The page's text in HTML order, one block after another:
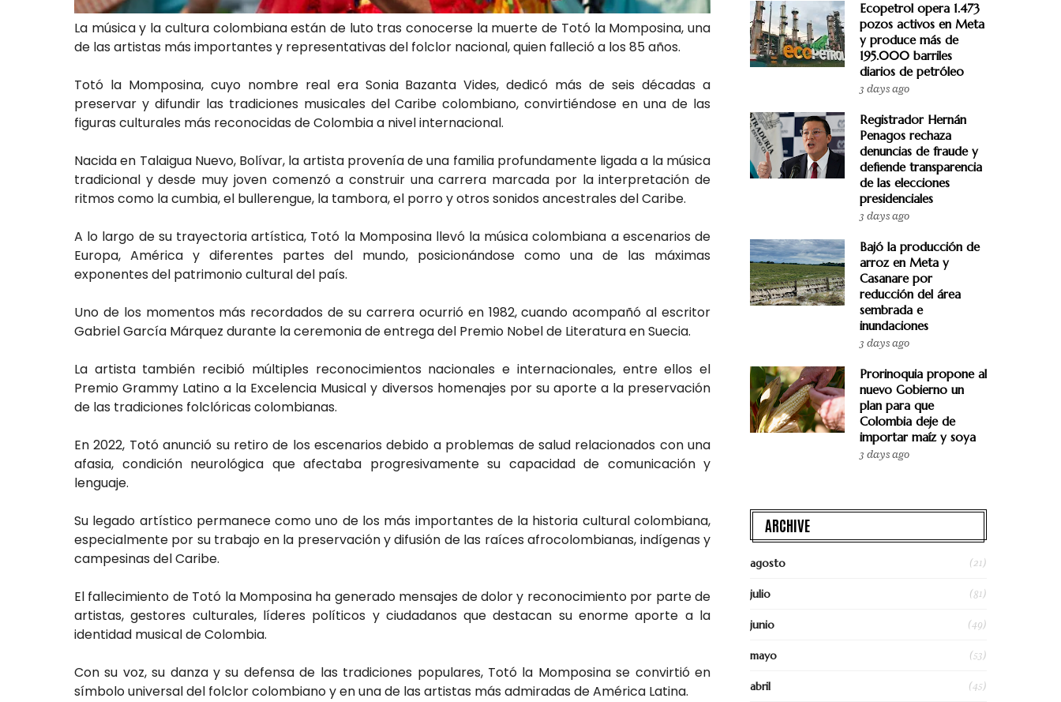
La música y la cultura colombiana están de luto tras conocerse la muerte de Totó la Momposina, una
de las artistas más importantes y representativas del folclor nacional, quien falleció a los 85 años.
Totó la Momposina, cuyo nombre real era Sonia Bazanta Vides, dedicó más de seis décadas a
preservar y difundir las tradiciones musicales del Caribe colombiano, convirtiéndose en una de las
figuras culturales más reconocidas de Colombia a nivel internacional.
Nacida en Talaigua Nuevo, Bolívar, la artista provenía de una familia profundamente ligada a la música
tradicional y desde muy joven comenzó a construir una carrera marcada por la interpretación de
ritmos como la cumbia, el bullerengue, la tambora, el porro y otros sonidos ancestrales del Caribe.
A lo largo de su trayectoria artística, Totó la Momposina llevó la música colombiana a escenarios de
Europa, América y diferentes partes del mundo, posicionándose como una de las máximas
exponentes del patrimonio cultural del país.
Uno de los momentos más recordados de su carrera ocurrió en 1982, cuando acompañó al escritor
Gabriel García Márquez durante la ceremonia de entrega del Premio Nobel de Literatura en Suecia.
La artista también recibió múltiples reconocimientos nacionales e internacionales, entre ellos el
Premio Grammy Latino a la Excelencia Musical y diversos homenajes por su aporte a la preservación
de las tradiciones folclóricas colombianas.
En 2022, Totó anunció su retiro de los escenarios debido a problemas de salud relacionados con una
afasia, condición neurológica que afectaba progresivamente su capacidad de comunicación y
lenguaje.
Su legado artístico permanece como uno de los más importantes de la historia cultural colombiana,
especialmente por su trabajo en la preservación y difusión de las raíces afrocolombianas, indígenas y
campesinas del Caribe.
El fallecimiento de Totó la Momposina ha generado mensajes de dolor y reconocimiento por parte de
artistas, gestores culturales, líderes políticos y ciudadanos que destacan su enorme aporte a la
identidad musical de Colombia.
Con su voz, su danza y su defensa de las tradiciones populares, Totó la Momposina se convirtió en
símbolo universal del folclor colombiano y en una de las artistas más admiradas de América Latina.
Ecopetrol opera 1.473
pozos activos en Meta
y produce más de
195.000 barriles
diarios de petróleo
3 days ago
Registrador Hernán
Penagos rechaza
denuncias de fraude y
defiende transparencia
de las elecciones
presidenciales
3 days ago
Bajó la producción de
arroz en Meta y
Casanare por
reducción del área
sembrada e
inundaciones
3 days ago
Prorinoquia propone al
nuevo Gobierno un
plan para que
Colombia deje de
importar maíz y soya
3 days ago
ARCHIVE
agosto (21)
julio (81)
junio (49)
mayo (53)
abril (45)